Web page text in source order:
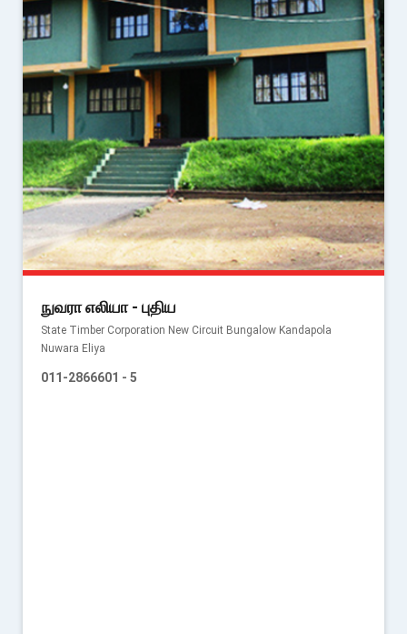
நுவரா எலியா - புதிய
State Timber Corporation New Circuit Bungalow Kandapola
Nuwara Eliya
011-2866601 - 5